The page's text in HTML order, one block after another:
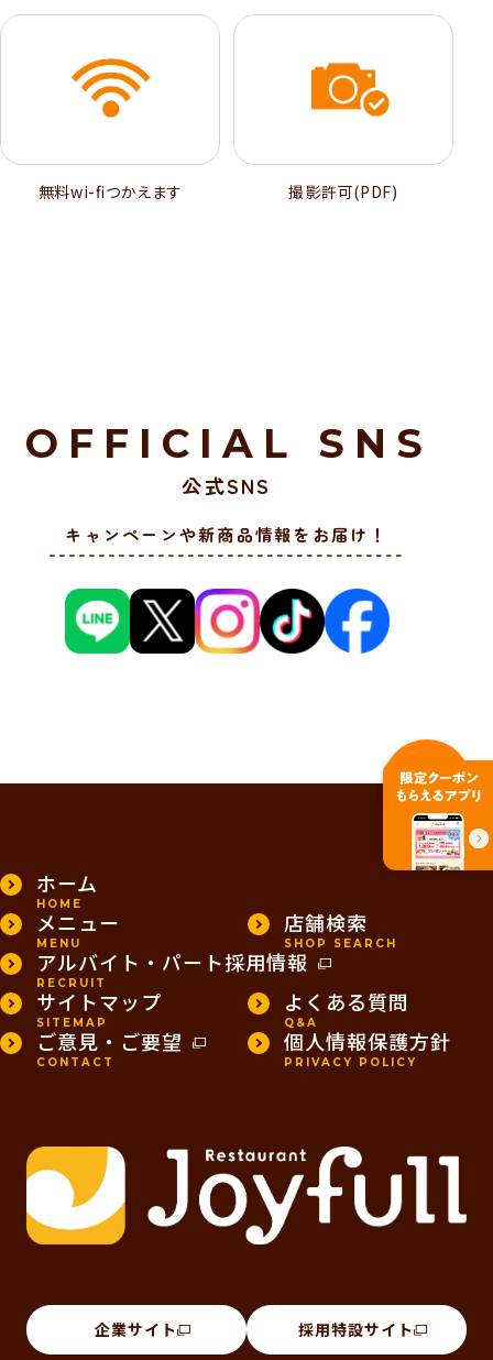
無料wi-ﬁつかえます 撮影許可(PDF)
OFFICIAL SNS
公式SNS
キャンペーンや新商品情報をお届け！
PAGE TOP
ホーム
HOME
メニュー
MENU
店舗検索
SHOP SEARCH
アルバイト・パート採用情報
RECRUIT
サイトマップ
SITEMAP
よくある質問
Q&A
ご意見・ご要望
CONTACT
個人情報保護方針
PRIVACY POLICY
企業サイト 採用特設サイト